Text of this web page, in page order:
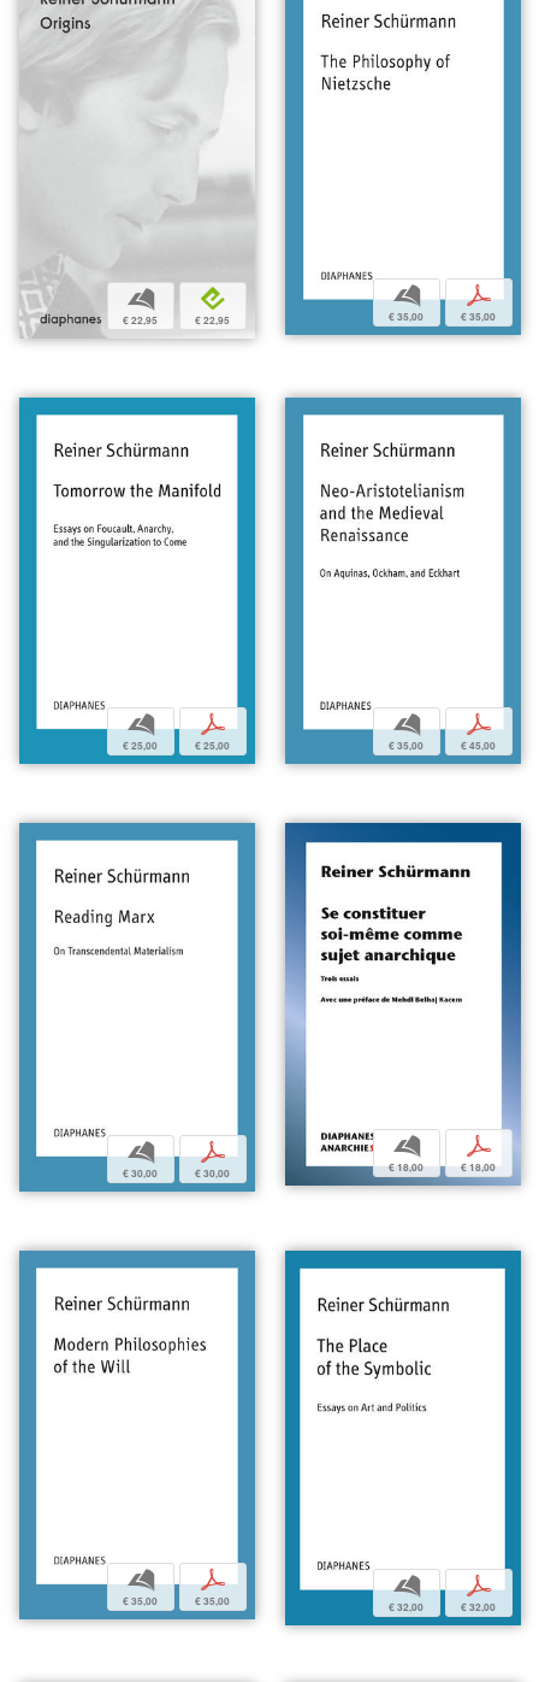
b
€ 22,95
e
€ 22,95
b
€ 35,00
p
€ 35,00
b
€ 25,00
p
€ 25,00
b
€ 35,00
p
€ 45,00
b
€ 30,00
p
€ 30,00
b
€ 18,00
p
€ 18,00
b
€ 35,00
p
€ 35,00
b
€ 32,00
p
€ 32,00